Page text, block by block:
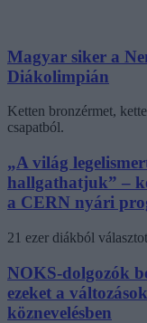
Magyar siker a
Diákolimpián
Ketten bronzérmet,
csapatból.
„A világ
hallgathatjuk” –
a CERN nyári
21 ezer diákból
NOKS-dolgozók
ezeket a
köznevelésben